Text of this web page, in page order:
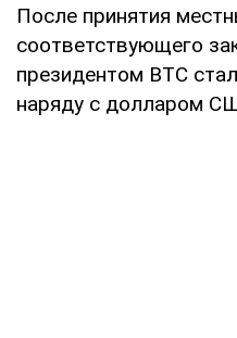
После принятия
соответствующего
президентом BTC
наряду с долларом